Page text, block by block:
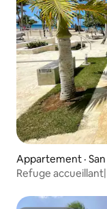
Appartement ·
Refuge